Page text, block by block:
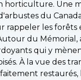
horticulture. Une
du
rappeler les forêts
du Mémorial,
qui y
À la vue des
restaurés,